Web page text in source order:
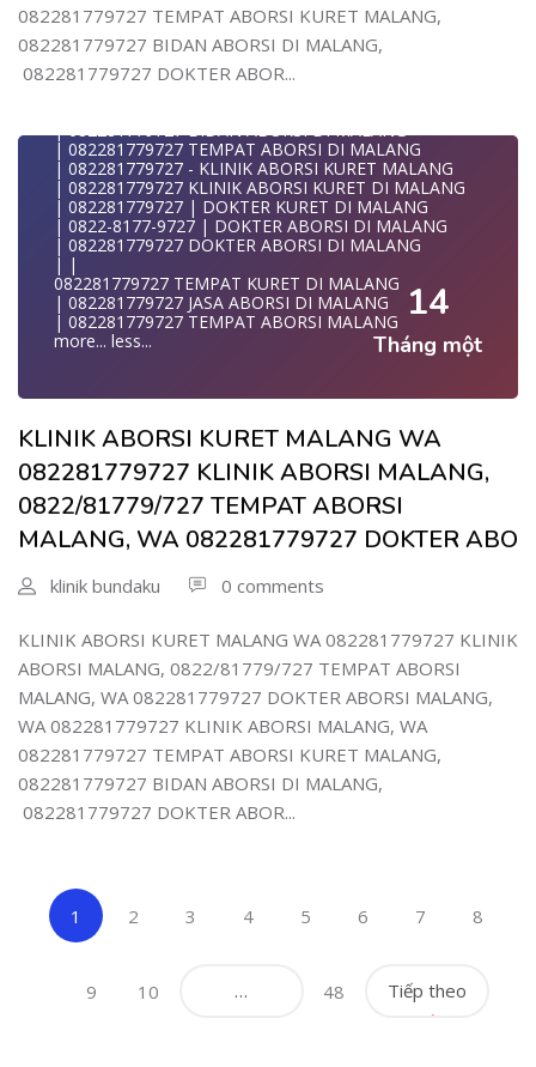
082281779727 TEMPAT ABORSI KURET MALANG,
082281779727 BIDAN ABORSI DI MALANG,
082281779727 DOKTER ABOR...
| WA 082281779727| | BIDAN PRAKTEK MALANG
| | TEMPAT ABORSI DI MALANG
| | 0822-8177-9727 KLINIK ABORSI DI MALANG
| 082281779727 TEMPAT ABORSI DI MALANG
| 082281779727 - KLINIK ABORSI KURET MALANG
| 082281779727 KLINIK ABORSI KURET DI MALANG
| 082281779727 | DOKTER KURET DI MALANG
| 0822-8177-9727 | DOKTER ABORSI DI MALANG
| 082281779727 DOKTER ABORSI DI MALANG
| |
082281779727 TEMPAT KURET DI MALANG
| 082281779727 JASA ABORSI DI MALANG
| 082281779727 TEMPAT ABORSI MALANG
more... less...
14
Tháng một
KLINIK ABORSI KURET MALANG WA
082281779727 KLINIK ABORSI MALANG,
0822/81779/727 TEMPAT ABORSI
MALANG, WA 082281779727 DOKTER ABO
klinik bundaku 0 comments
KLINIK ABORSI KURET MALANG WA 082281779727 KLINIK
ABORSI MALANG, 0822/81779/727 TEMPAT ABORSI
MALANG, WA 082281779727 DOKTER ABORSI MALANG,
WA 082281779727 KLINIK ABORSI MALANG, WA
082281779727 TEMPAT ABORSI KURET MALANG,
082281779727 BIDAN ABORSI DI MALANG,
082281779727 DOKTER ABOR...
1 (current)
2 3 4 5 6 7 8
9 10 … 48 Tiếp theo